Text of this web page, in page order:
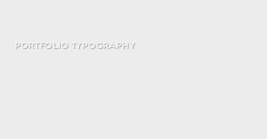
PORTFOLIO TYPOGRAPHY